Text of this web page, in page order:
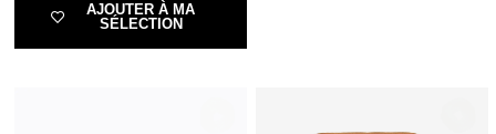
AJOUTER À MA
SÉLECTION